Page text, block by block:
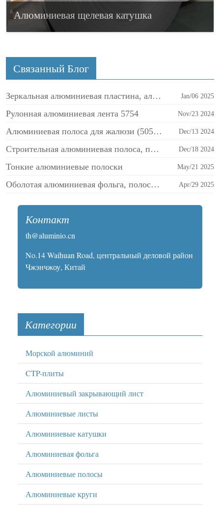
Алюминиевая щелевая катушка
Связанный Блог
Зеркальная алюминиевая пластина, алюминиевая полоса Jan/06 2025
Рулонная алюминиевая лента 5754 Nov/23 2024
Алюминиевая полоса для жалюзи (5052 5082) - Dec/13 2024
Строительная алюминиевая полоса, панельный лист Dec/18 2024
Тонкие алюминиевые полоски May/21 2025
Оболотая алюминиевая фольга, полоса, катушка Apr/29 2025
Контакт
th@aluminio.cn
No.14 Waihuan Road, центральный деловой район
Чжэнчжоу, Китай
Категории
Морской алюминий
CTP-плиты
Алюминиевый закрывающий лист
Алюминиевые листы
Алюминиевые катушки
Алюминиевая фольга
Алюминиевые полосы
Алюминиевые круги